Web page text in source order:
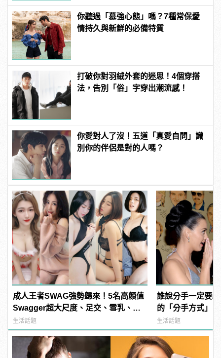
你聽過「慕強心態」嗎？7種常保愛
情持久與新鮮的必備特質
打破你對羽絨外套的迷思！4個穿搭
法，告別「俗」字穿出潮流感！
你愛對人了沒！五道「真愛自問」識
別你的伴侶是對的人嗎？
成人王者SWAG強勢歸來！5名高顏值
Swagger超大尺度、足交、雪乳、粉
紅海鮮通通有，親自教你人與人的連
結！ | manfashion這樣變型男
生活話題
誰說分手一定要
的「分手方式」
華！
生活話題